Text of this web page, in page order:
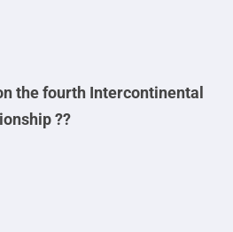
the fourth Intercontinental
??